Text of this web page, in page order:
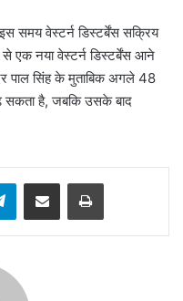
समय वेस्टर्न डिस्टर्बेंस सक्रिय
एक नया वेस्टर्न डिस्टर्बेंस आने
पाल सिंह के मुताबिक अगले 48
सकता है, जबकि उसके बाद
TelegramShare via Email Print